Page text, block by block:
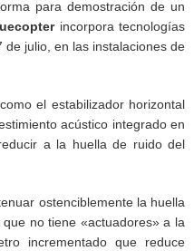
para demostración de un
incorpora tecnologías
julio, en las instalaciones de
el estabilizador horizontal
acústico integrado en
a la huella de ruido del
ostenciblemente la huella
no tiene «actuadores» a la
incrementado que reduce